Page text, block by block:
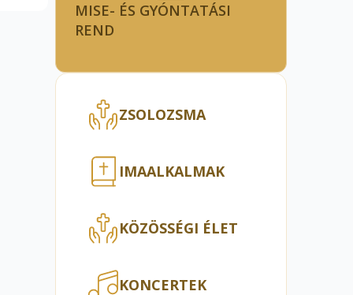
MISE- ÉS GYÓNTATÁSI
REND
ZSOLOZSMA
IMAALKALMAK
KÖZÖSSÉGI ÉLET
KONCERTEK